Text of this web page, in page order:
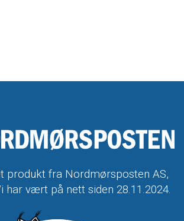
produkt fra Nordmørsposten AS,
har vært på nett siden 28.11.2024.